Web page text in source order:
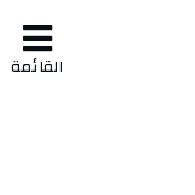
القائمة